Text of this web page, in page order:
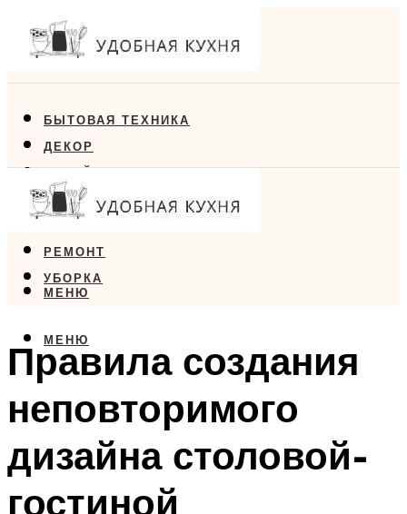
БЫТОВАЯ ТЕХНИКА
ДЕКОР
ДИЗАЙН
ЕДА
РЕМОНТ
УБОРКА
МЕНЮ
МЕНЮ
Правила создания
неповторимого
дизайна столовой-
гостиной